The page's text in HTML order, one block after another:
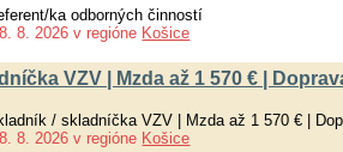
ka odborných činností
8. 8. 2026 v regióne Košice
VZV | Mzda až 1 570 € |
/ skladníčka VZV | Mzda až 1 570 € |
8. 8. 2026 v regióne Košice